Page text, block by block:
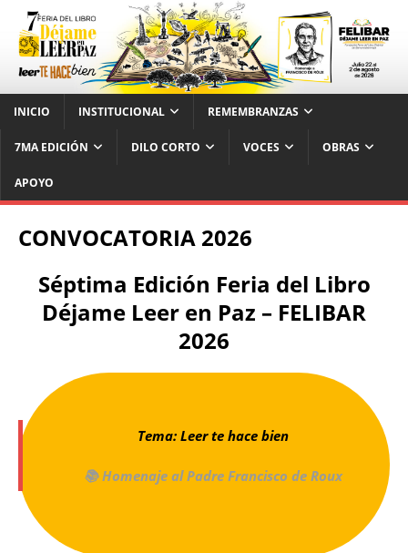
INICIO INSTITUCIONAL REMEMBRANZAS
7MA EDICIÓN DILO CORTO VOCES OBRAS
APOYO
CONVOCATORIA 2026
Séptima Edición Feria del Libro
Déjame Leer en Paz – FELIBAR
2026
Tema: Leer te hace bien
📚Homenaje al Padre Francisco de Roux